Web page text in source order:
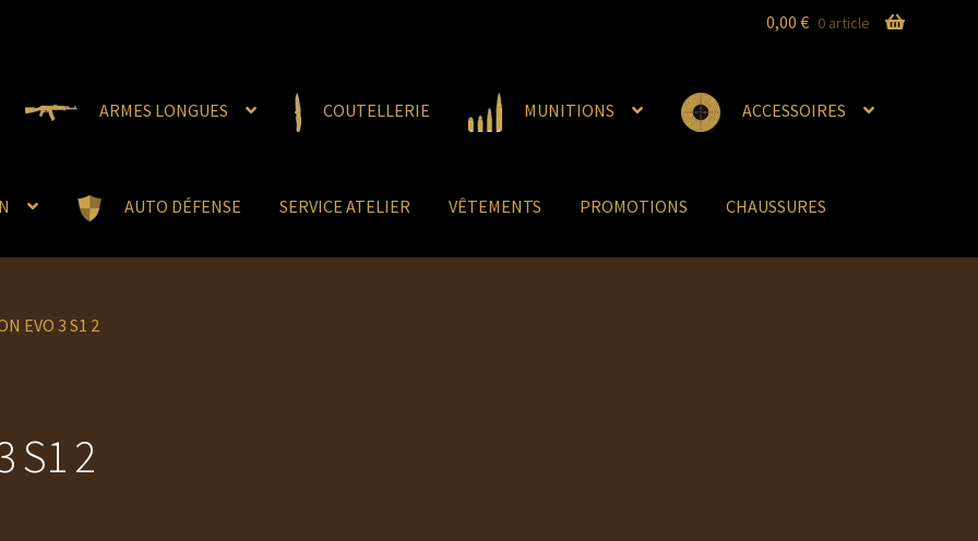
ARMES LONGUES COUTELLERIE MUNITIONS ACCESSOIRES
AUTO DÉFENSE SERVICE ATELIER VÊTEMENTS PROMOTIONS CHAUSSURES
0,00 € 0 article
EVO 3 S1 2
S1 2